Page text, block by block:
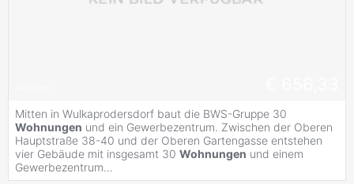
Mitten in Wulkaprodersdorf baut die BWS-Gruppe 30
Wohnungen und ein Gewerbezentrum. Zwischen der Oberen
Hauptstraße 38-40 und der Oberen Gartengasse entstehen
vier Gebäude mit insgesamt 30 Wohnungen und einem
Gewerbezentrum...